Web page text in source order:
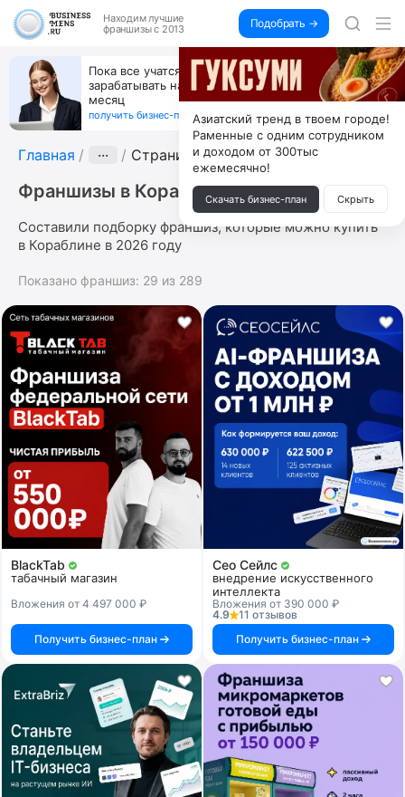
Находим лучшие
франшизы с 2013
Подобрать →
Пока все учатся пользоваться ИИ, вы можете
зарабатывать на их обучении по 500 тыс. каждый
месяц
получить бизнес-план ↓
Главная ··· Страница 2
Франшизы в Кораблине
Составили подборку франшиз, которые можно купить
в Кораблине в 2026 году
Показано франшиз: 29 из 289
BlackTab
табачный магазин
Вложения от 4 497 000 ₽
Получить бизнес-план
Сео Сейлс
внедрение искусственного
интеллекта
Вложения от 390 000 ₽
4.9
11 отзывов
Получить бизнес-план
Азиатский тренд в твоем городе!
Раменные с одним сотрудником
и доходом от 300тыс
ежемесячно!
Скачать бизнес-план Скрыть